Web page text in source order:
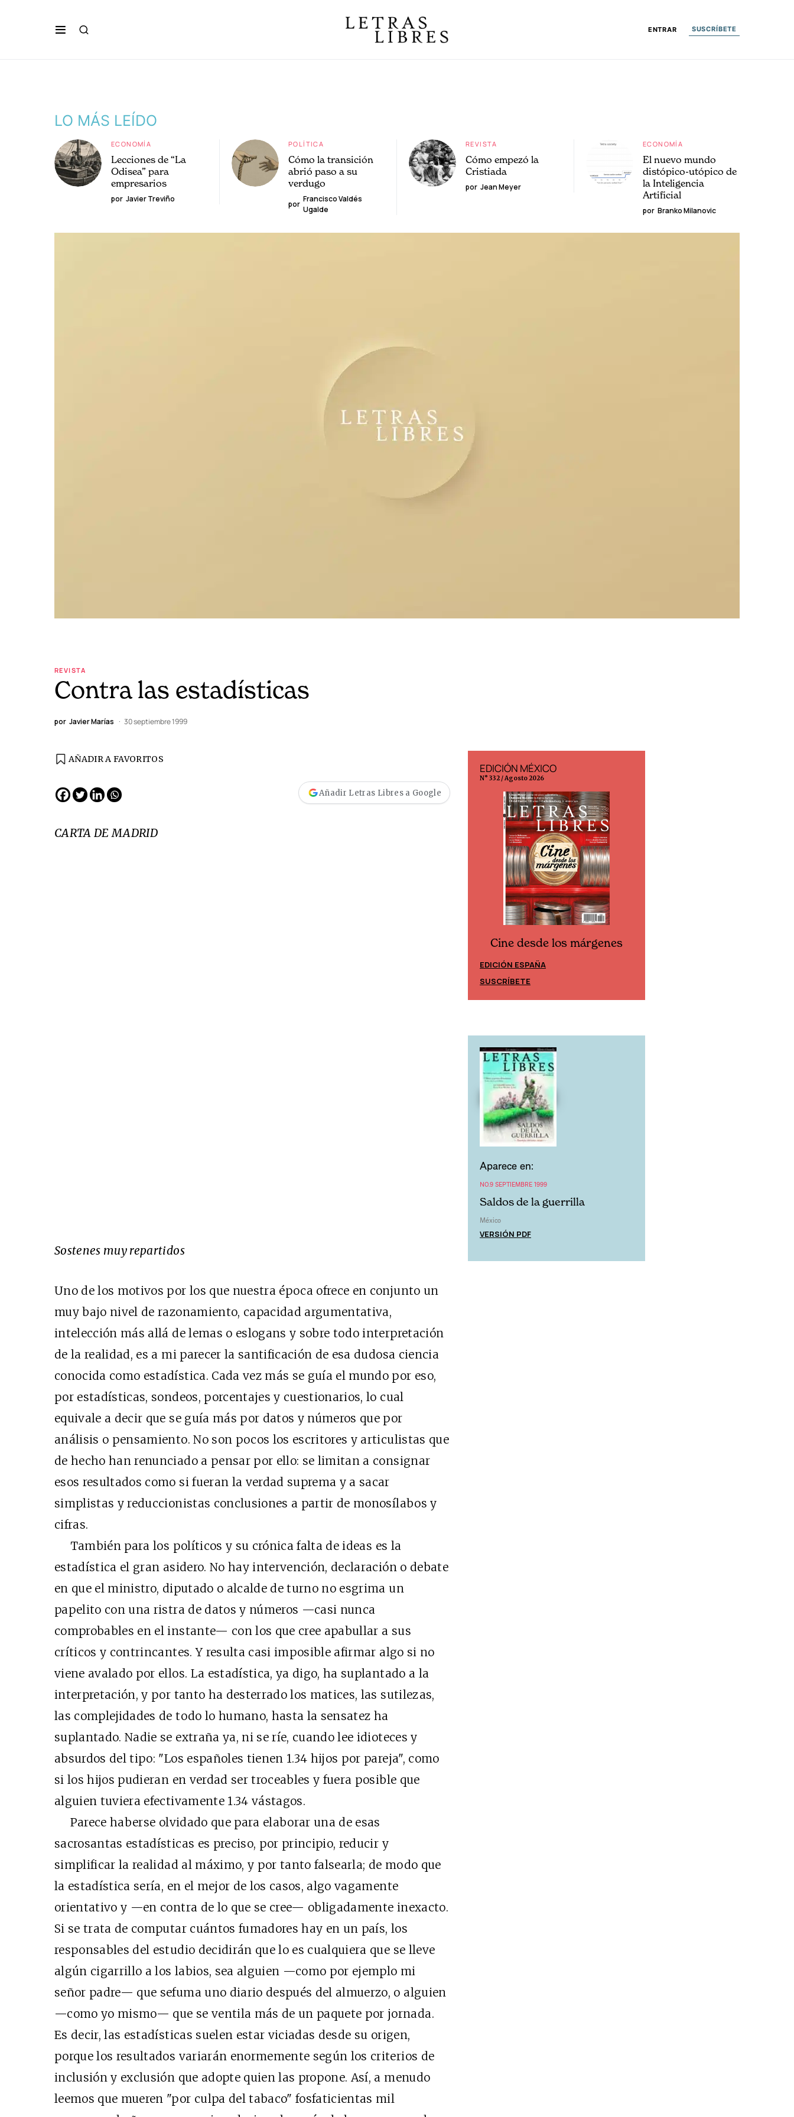
ENTRAR SUSCRÍBETE
LO MÁS LEÍDO
ECONOMÍA
Lecciones de “La
Odisea” para
empresarios
por Javier Treviño
POLÍTICA
Cómo la transición
abrió paso a su
verdugo
por
Francisco Valdés
Ugalde
REVISTA
Cómo empezó la
Cristiada
por Jean Meyer
ECONOMÍA
El nuevo mundo
distópico-utópico de
la Inteligencia
Artificial
por Branko Milanovic
REVISTA
Contra las estadísticas
por Javier Marías 30 septiembre 1999
AÑADIR A FAVORITOS
Añadir Letras Libres a Google
CARTA DE MADRID
Sostenes muy repartidos
Uno de los motivos por los que nuestra época ofrece en conjunto un
muy bajo nivel de razonamiento, capacidad argumentativa,
intelección más allá de lemas o eslogans y sobre todo interpretación
de la realidad, es a mi parecer la santificación de esa dudosa ciencia
conocida como estadística. Cada vez más se guía el mundo por eso,
por estadísticas, sondeos, porcentajes y cuestionarios, lo cual
equivale a decir que se guía más por datos y números que por
análisis o pensamiento. No son pocos los escritores y articulistas que
de hecho han renunciado a pensar por ello: se limitan a consignar
esos resultados como si fueran la verdad suprema y a sacar
simplistas y reduccionistas conclusiones a partir de monosílabos y
cifras.
También para los políticos y su crónica falta de ideas es la
estadística el gran asidero. No hay intervención, declaración o debate
en que el ministro, diputado o alcalde de turno no esgrima un
papelito con una ristra de datos y números —casi nunca
comprobables en el instante— con los que cree apabullar a sus
críticos y contrincantes. Y resulta casi imposible afirmar algo si no
viene avalado por ellos. La estadística, ya digo, ha suplantado a la
interpretación, y por tanto ha desterrado los matices, las sutilezas,
las complejidades de todo lo humano, hasta la sensatez ha
suplantado. Nadie se extraña ya, ni se ríe, cuando lee idioteces y
absurdos del tipo: "Los españoles tienen 1.34 hijos por pareja", como
si los hijos pudieran en verdad ser troceables y fuera posible que
alguien tuviera efectivamente 1.34 vástagos.
Parece haberse olvidado que para elaborar una de esas
sacrosantas estadísticas es preciso, por principio, reducir y
simplificar la realidad al máximo, y por tanto falsearla; de modo que
la estadística sería, en el mejor de los casos, algo vagamente
orientativo y —en contra de lo que se cree— obligadamente inexacto.
Si se trata de computar cuántos fumadores hay en un país, los
responsables del estudio decidirán que lo es cualquiera que se lleve
algún cigarrillo a los labios, sea alguien —como por ejemplo mi
señor padre— que sefuma uno diario después del almuerzo, o alguien
—como yo mismo— que se ventila más de un paquete por jornada.
Es decir, las estadísticas suelen estar viciadas desde su origen,
porque los resultados variarán enormemente según los criterios de
inclusión y exclusión que adopte quien las propone. Así, a menudo
leemos que mueren "por culpa del tabaco" fosfaticientas mil
EDICIÓN MÉXICO
N° 332 / Agosto 2026
Cine desde los márgenes
EDICIÓN ESPAÑA
SUSCRÍBETE
Aparece en:
NO.9 SEPTIEMBRE 1999
Saldos de la guerrilla
México
VERSIÓN PDF